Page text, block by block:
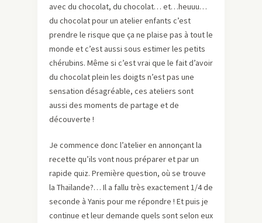
avec du chocolat, du chocolat… et…heuuu…
du chocolat pour un atelier enfants c’est
prendre le risque que ça ne plaise pas à tout le
monde et c’est aussi sous estimer les petits
chérubins. Même si c’est vrai que le fait d’avoir
du chocolat plein les doigts n’est pas une
sensation désagréable, ces ateliers sont
aussi des moments de partage et de
découverte !
Je commence donc l’atelier en annonçant la
recette qu’ils vont nous préparer et par un
rapide quiz. Première question, où se trouve
la Thaïlande?… Il a fallu très exactement 1/4 de
seconde à Yanis pour me répondre ! Et puis je
continue et leur demande quels sont selon eux